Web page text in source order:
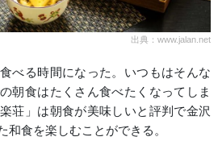
出典：www.jalan.net
べる時間になった。いつもはそんな
朝食はたくさん食べたくなってしま
荘」は朝食が美味しいと評判で金沢
和食を楽しむことができる。